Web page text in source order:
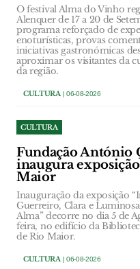
O festival Alma do Vinho
Alenquer de 17 a 20 de
programa reforçado de
enoturísticas, provas
iniciativas gastronómicas
aproximar os visitantes da
da região.
CULTURA| 06-08-2026
CULTURA
Fundação António
inaugura
Maior
Inauguração da exposição
Guerreiro, Clara e
Alma” decorre no dia 5 de
feira, no edifício da
de Rio Maior.
CULTURA| 06-08-2026